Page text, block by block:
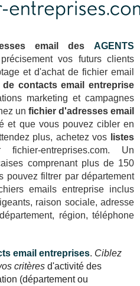
email des AGENTS
vos futurs clients
et d'achat de fichier email
de contacts email entreprise
marketing et campagnes
un fichier d'adresses email
et que vous pouvez cibler en
plus, achetez vos
listes
entreprises.com. Un
comprenant plus de 150
pouvez filtrer par département
emails entreprise inclus
raison sociale, adresse
région, téléphone
email entreprises. Ciblez
critères d'activité des
(département ou